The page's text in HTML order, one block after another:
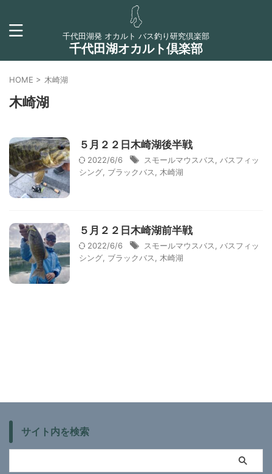
千代田湖発 オカルト バス釣り研究倶楽部
千代田湖オカルト倶楽部
HOME > 木崎湖
木崎湖
５月２２日木崎湖後半戦
2022/6/6 スモールマウスバス
バスフィッ
シング ブラックバス 木崎湖
５月２２日木崎湖前半戦
2022/6/6 スモールマウスバス
バスフィッ
シング ブラックバス 木崎湖
サイト内を検索